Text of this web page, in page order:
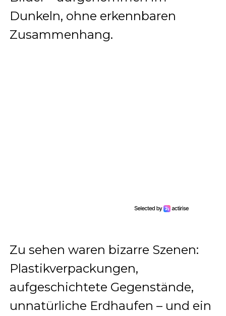
Dunkeln, ohne erkennbaren
Zusammenhang.
Zu sehen waren bizarre Szenen:
Plastikverpackungen,
aufgeschichtete Gegenstände,
unnatürliche Erdhaufen – und ein